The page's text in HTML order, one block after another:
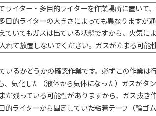
ライター・多目的ライターを作業場所に置い
目的ライターの大きさによっても異なります
ていてもガスは出ている状態ですから、火気に
れて放置しないでください。ガスがたまる可能
いるかどうかの確認作業です。必ずこの作業
、気化した（液体から気体になった）ガスがタ
だ残っている可能性がありますから、ガス抜
的ライターから固定していた粘着テープ（輪ゴ